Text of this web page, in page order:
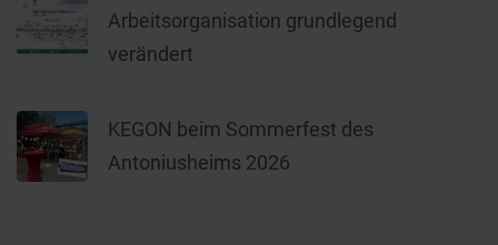
Arbeitsorganisation grundlegend
verändert
KEGON beim Sommerfest des
Antoniusheims 2026